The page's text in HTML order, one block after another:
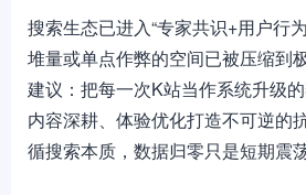
搜索生态已进入“专家共识+用户行
堆量或单点作弊的空间已被压缩到
建议：把每一次K站当作系统升级的
内容深耕、体验优化打造不可逆的
循搜索本质，数据归零只是短期震